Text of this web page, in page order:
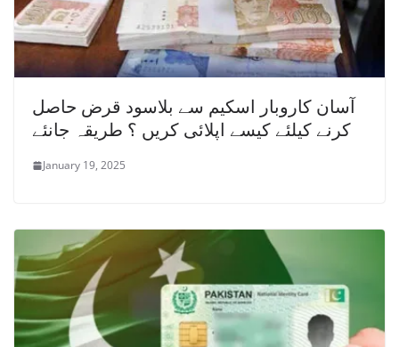
آسان کاروبار اسکیم سے بلاسود قرض حاصل
کرنے کیلئے کیسے اپلائی کریں ؟ طریقہ جانئے
January 19, 2025